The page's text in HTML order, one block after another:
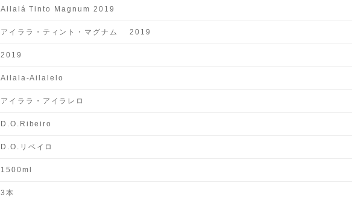
Ailalá Tinto Magnum 2019
アイララ・ティント・マグナム 2019
2019
Ailala-Ailalelo
アイララ・アイラレロ
D.O.Ribeiro
D.O.リベイロ
1500ml
3本